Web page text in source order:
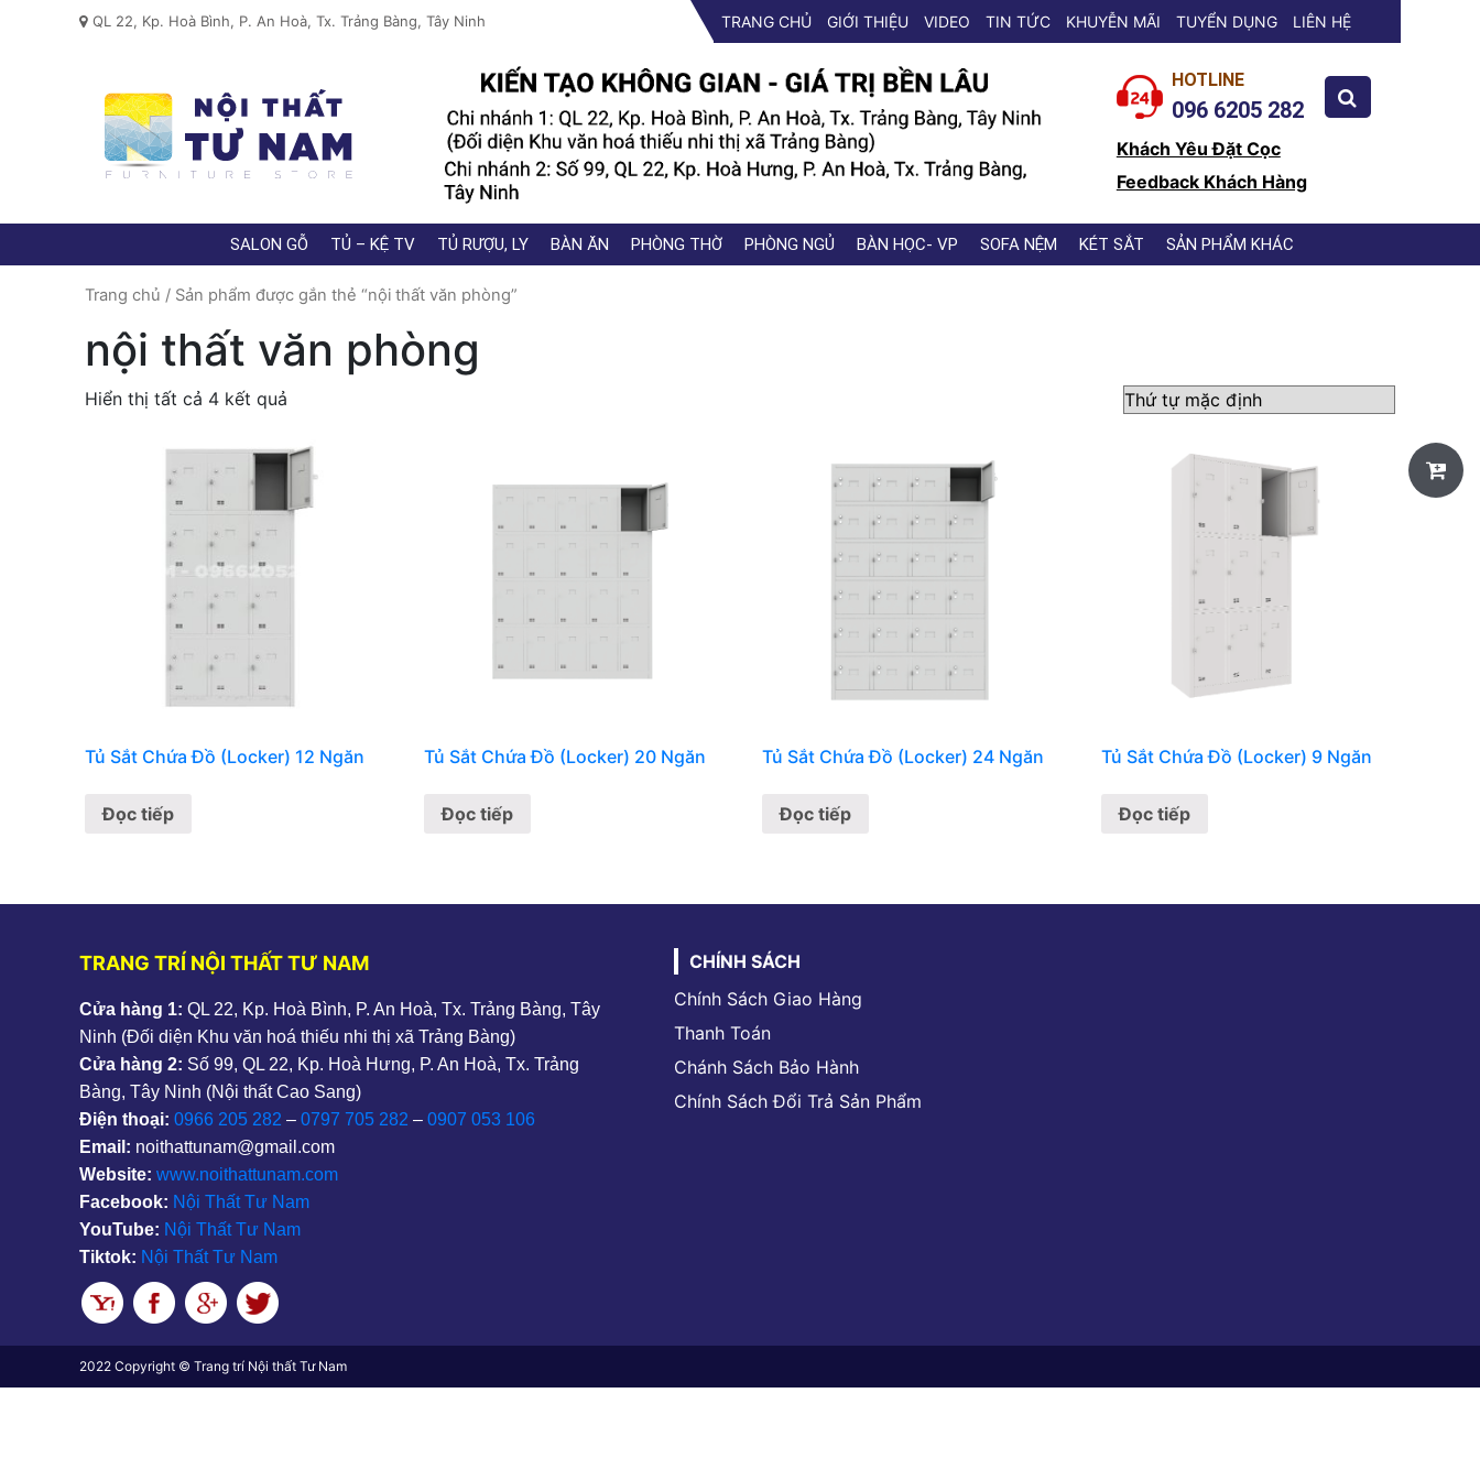
QL 22, Kp. Hoà Bình, P. An Hoà, Tx. Trảng Bàng, Tây Ninh TRANG CHỦ GIỚI THIỆU VIDEO TIN TỨC KHUYỄN MÃI TUYỂN DỤNG LIÊN HỆ
HOTLINE
096 6205 282
Khách Yêu Đặt Cọc
Feedback Khách Hàng
SALON GỖ TỦ – KỆ TV TỦ RƯỢU, LY BÀN ĂN PHÒNG THỜ PHÒNG NGỦ BÀN HỌC- VP SOFA NỆM KÉT SẮT SẢN PHẨM KHÁC
Trang chủ / Sản phẩm được gắn thẻ “nội thất văn phòng”
nội thất văn phòng
Hiển thị tất cả 4 kết quả
Tủ Sắt Chứa Đồ (Locker) 12 Ngăn
Đọc tiếp
Tủ Sắt Chứa Đồ (Locker) 20 Ngăn
Đọc tiếp
Tủ Sắt Chứa Đồ (Locker) 24 Ngăn
Đọc tiếp
Tủ Sắt Chứa Đồ (Locker) 9 Ngăn
Đọc tiếp
TRANG TRÍ NỘI THẤT TƯ NAM
Cửa hàng 1: QL 22, Kp. Hoà Bình, P. An Hoà, Tx. Trảng Bàng, Tây
Ninh (Đối diện Khu văn hoá thiếu nhi thị xã Trảng Bàng)
Cửa hàng 2: Số 99, QL 22, Kp. Hoà Hưng, P. An Hoà, Tx. Trảng
Bàng, Tây Ninh (Nội thất Cao Sang)
Điện thoại: 0966 205 282 – 0797 705 282 – 0907 053 106
Email: noithattunam@gmail.com
Website: www.noithattunam.com
Facebook: Nội Thất Tư Nam
YouTube: Nội Thất Tư Nam
Tiktok: Nội Thất Tư Nam
CHÍNH SÁCH
Chính Sách Giao Hàng
Thanh Toán
Chánh Sách Bảo Hành
Chính Sách Đổi Trả Sản Phẩm
2022 Copyright © Trang trí Nội thất Tư Nam